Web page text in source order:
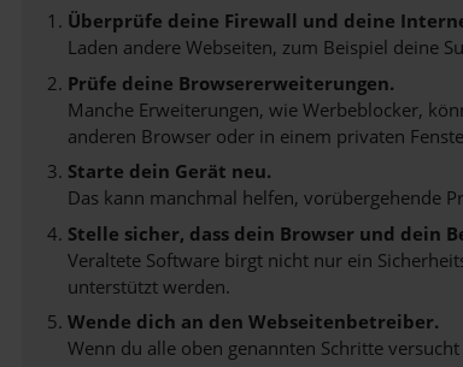
Überprüfe deine Firewall und deine
Laden andere Webseiten, zum Beispiel deine
Prüfe deine Browsererweiterungen.
Manche Erweiterungen, wie Werbeblocker,
anderen Browser oder in einem privaten
Starte dein Gerät neu.
Das kann manchmal helfen, vorübergehende
Stelle sicher, dass dein Browser und dein
Veraltete Software birgt nicht nur ein
unterstützt werden.
Wende dich an den Webseitenbetreiber.
Wenn du alle oben genannten Schritte